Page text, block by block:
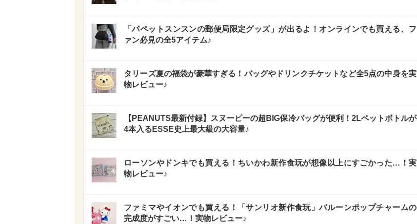
「パペットスンスンの郵便局限定グッズ」が出るよ！オンラインでも買える、フ
ァン必見の全5アイテム♪
タリーズ夏の福袋が豪華すぎる！バッグやドリンクチケットなど全5点の中身を実
物レビュー♪
【PEANUTS最新付録】スヌーピーの超BIG保冷バッグが便利！2Lペットボトルが
4本入るESSE史上最大級の大容量♪
ローソンやドンキでも買える！ちいかわ新作食玩が想像以上にすごかった…！実
物レビュー♪
ファミマやイオンでも買える！「サンリオ新作食玩」バルーンポップチャームの
完成度がすごい…！実物レビュー♪